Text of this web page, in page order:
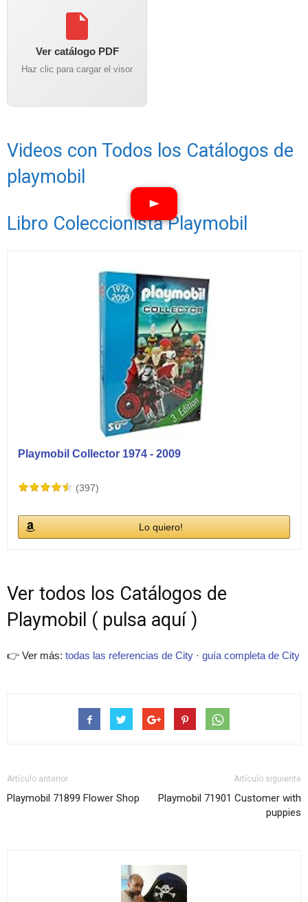
Ver catálogo PDF
Haz clic para cargar el visor
Videos con Todos los Catálogos de
playmobil
Libro Coleccionista Playmobil
Playmobil Collector 1974 - 2009
(397)
Lo quiero!
Ver todos los Catálogos de
Playmobil ( pulsa aquí )
👉 Ver más: todas las referencias de City · guía completa de City
Artículo anterior
Playmobil 71899 Flower Shop
Artículo siguiente
Playmobil 71901 Customer with
puppies